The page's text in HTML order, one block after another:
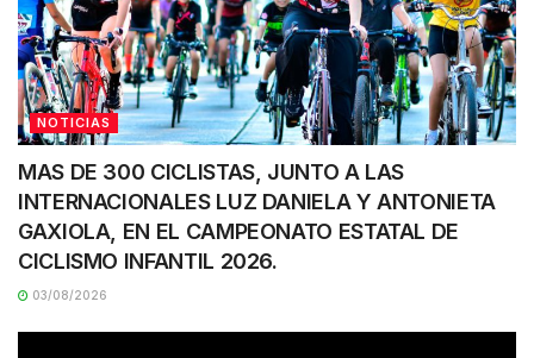
NOTICIAS
MAS DE 300 CICLISTAS, JUNTO A LAS
INTERNACIONALES LUZ DANIELA Y ANTONIETA
GAXIOLA, EN EL CAMPEONATO ESTATAL DE
CICLISMO INFANTIL 2026.
03/08/2026